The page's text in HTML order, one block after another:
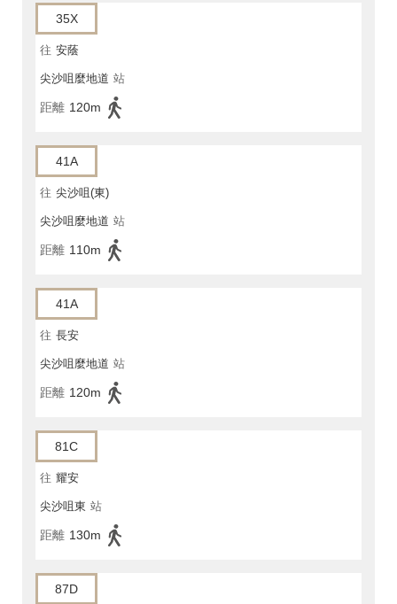
35X
往 安蔭
尖沙咀麼地道 站
距離 120m
41A
往 尖沙咀(東)
尖沙咀麼地道 站
距離 110m
41A
往 長安
尖沙咀麼地道 站
距離 120m
81C
往 耀安
尖沙咀東 站
距離 130m
87D